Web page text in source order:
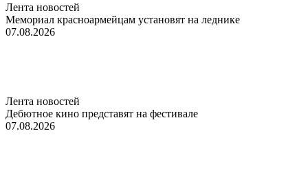
Лента новостей
Мемориал красноармейцам установят на леднике
07.08.2026
Лента новостей
Дебютное кино представят на фестивале
07.08.2026